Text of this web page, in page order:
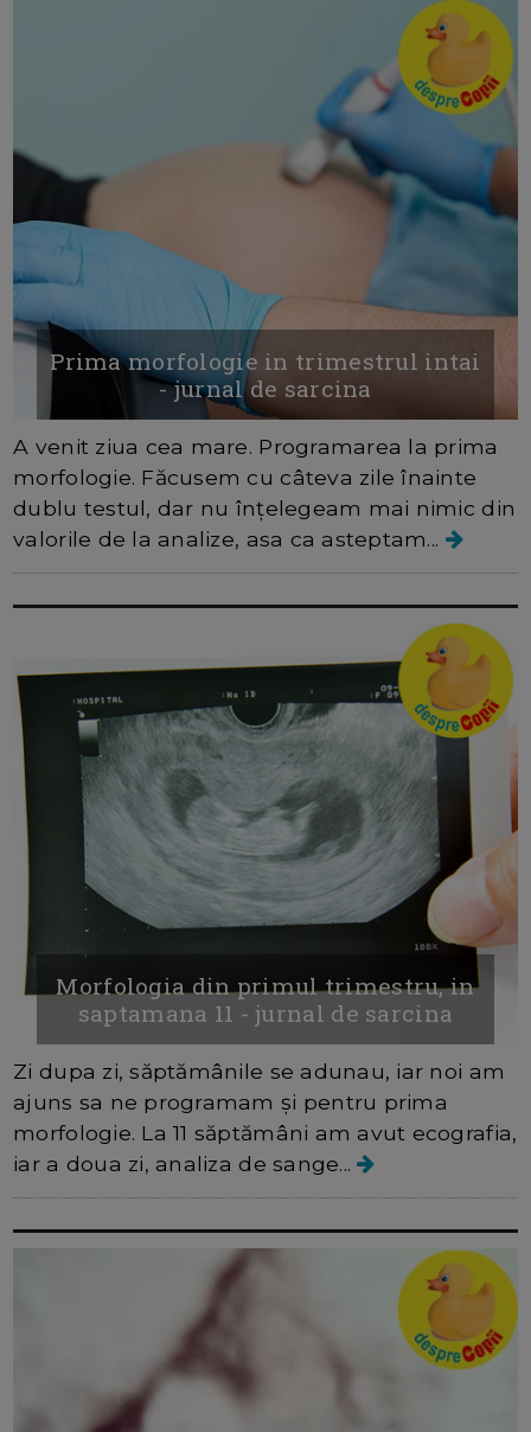
Prima morfologie in trimestrul intai
- jurnal de sarcina
A venit ziua cea mare. Programarea la prima
morfologie. Făcusem cu câteva zile înainte
dublu testul, dar nu înțelegeam mai nimic din
valorile de la analize, asa ca asteptam...
Morfologia din primul trimestru, in
saptamana 11 - jurnal de sarcina
Zi dupa zi, săptămânile se adunau, iar noi am
ajuns sa ne programam și pentru prima
morfologie. La 11 săptămâni am avut ecografia,
iar a doua zi, analiza de sange...